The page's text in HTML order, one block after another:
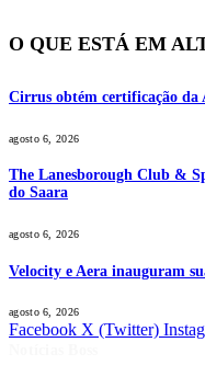
O QUE ESTÁ EM
Cirrus obtém certificação da
agosto 6, 2026
The Lanesborough Club &
do Saara
agosto 6, 2026
Velocity e Aera inauguram
agosto 6, 2026
Facebook X (Twitter)